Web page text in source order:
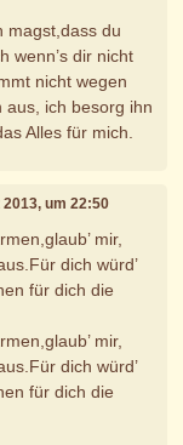
magst,dass du
wenn’s dir nicht
nicht wegen
aus, ich besorg ihn
Alles für mich.
2013, um 22:50
mir,
dich würd’
für dich die
mir,
dich würd’
für dich die